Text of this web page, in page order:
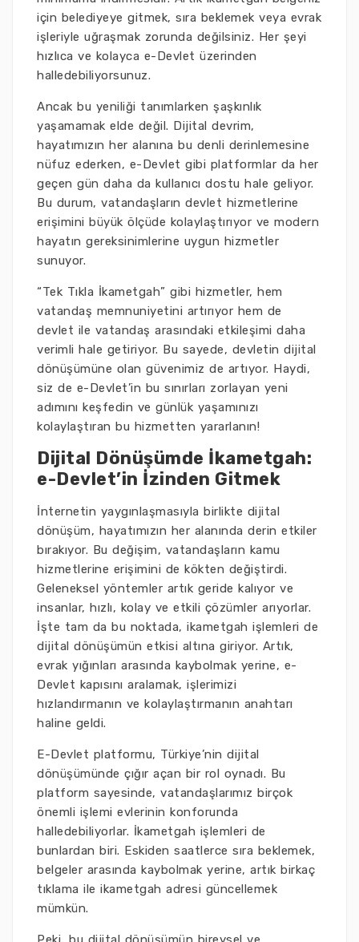
için belediyeye gitmek, sıra beklemek veya evrak
işleriyle uğraşmak zorunda değilsiniz. Her şeyi
hızlıca ve kolayca e-Devlet üzerinden
halledebiliyorsunuz.
Ancak bu yeniliği tanımlarken şaşkınlık
yaşamamak elde değil. Dijital devrim,
hayatımızın her alanına bu denli derinlemesine
nüfuz ederken, e-Devlet gibi platformlar da her
geçen gün daha da kullanıcı dostu hale geliyor.
Bu durum, vatandaşların devlet hizmetlerine
erişimini büyük ölçüde kolaylaştırıyor ve modern
hayatın gereksinimlerine uygun hizmetler
sunuyor.
“Tek Tıkla İkametgah” gibi hizmetler, hem
vatandaş memnuniyetini artırıyor hem de
devlet ile vatandaş arasındaki etkileşimi daha
verimli hale getiriyor. Bu sayede, devletin dijital
dönüşümüne olan güvenimiz de artıyor. Haydi,
siz de e-Devlet’in bu sınırları zorlayan yeni
adımını keşfedin ve günlük yaşamınızı
kolaylaştıran bu hizmetten yararlanın!
Dijital Dönüşümde İkametgah:
e-Devlet’in İzinden Gitmek
İnternetin yaygınlaşmasıyla birlikte dijital
dönüşüm, hayatımızın her alanında derin etkiler
bırakıyor. Bu değişim, vatandaşların kamu
hizmetlerine erişimini de kökten değiştirdi.
Geleneksel yöntemler artık geride kalıyor ve
insanlar, hızlı, kolay ve etkili çözümler arıyorlar.
İşte tam da bu noktada, ikametgah işlemleri de
dijital dönüşümün etkisi altına giriyor. Artık,
evrak yığınları arasında kaybolmak yerine, e-
Devlet kapısını aralamak, işlerimizi
hızlandırmanın ve kolaylaştırmanın anahtarı
haline geldi.
E-Devlet platformu, Türkiye’nin dijital
dönüşümünde çığır açan bir rol oynadı. Bu
platform sayesinde, vatandaşlarımız birçok
önemli işlemi evlerinin konforunda
halledebiliyorlar. İkametgah işlemleri de
bunlardan biri. Eskiden saatlerce sıra beklemek,
belgeler arasında kaybolmak yerine, artık birkaç
tıklama ile ikametgah adresi güncellemek
mümkün.